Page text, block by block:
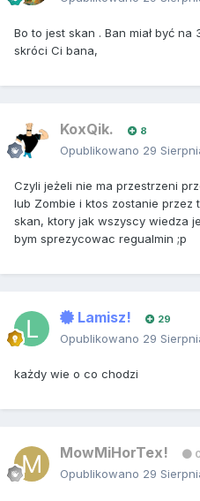
Bo to jest skan . Ban miał być na
skróci Ci bana,
KoxQik. 8
Opublikowano 29
Czyli jeżeli nie ma przestrzeni
lub Zombie i ktos zostanie przez
skan, ktory jak wszyscy wiedza
bym sprezycowac regualmin ;p
Lamisz! 29
Opublikowano 29
każdy wie o co chodzi
MowMiHorTex!
Opublikowano 29